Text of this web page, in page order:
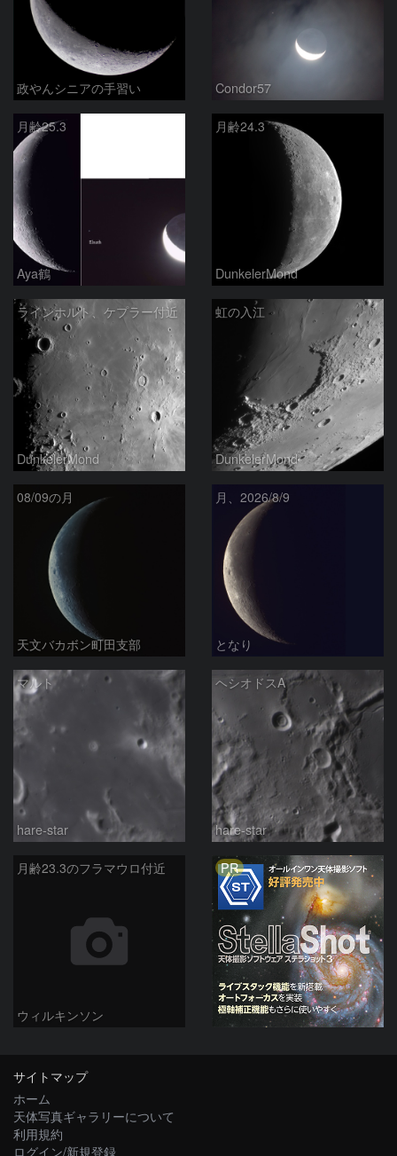
政やんシニアの手習い Condor57
月齢25.3
Aya鶴
月齢24.3
DunkelerMond
ラインホルト、ケプラー付近
DunkelerMond
虹の入江
DunkelerMond
08/09の月
天文バカボン町田支部
月、2026/8/9
となり
マルト
hare-star
ヘシオドスA
hare-star
月齢23.3のフラマウロ付近
ウィルキンソン
PR
サイトマップ
ホーム
天体写真ギャラリーについて
利用規約
ログイン/新規登録